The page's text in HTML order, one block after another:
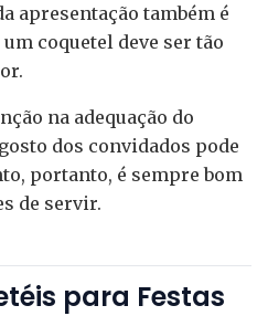
apresentação também é
coquetel deve ser tão
na adequação do
dos convidados pode
portanto, é sempre bom
de servir.
para Festas